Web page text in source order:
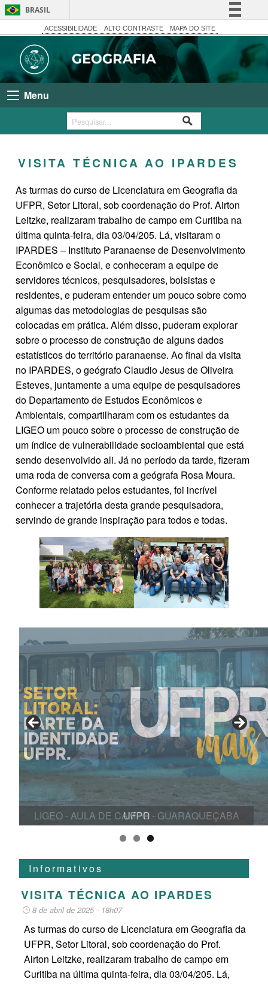
BRASIL
Simplifique!
Comunica BR
Participe
Acesso à informação
Canais
ACESSIBILIDADE ALTO CONTRASTE MAPA DO SITE
Menu
VISITA TÉCNICA AO IPARDES
As turmas do curso de Licenciatura em Geografia da
UFPR, Setor Litoral, sob coordenação do Prof. Airton
Leitzke, realizaram trabalho de campo em Curitiba na
última quinta-feira, dia 03/04/205. Lá, visitaram o
IPARDES – Instituto Paranaense de Desenvolvimento
Econômico e Social, e conheceram a equipe de
servidores técnicos, pesquisadores, bolsistas e
residentes, e puderam entender um pouco sobre como
algumas das metodologias de pesquisas são
colocadas em prática. Além disso, puderam explorar
sobre o processo de construção de alguns dados
estatísticos do território paranaense. Ao final da visita
no IPARDES, o geógrafo Claudio Jesus de Oliveira
Esteves, juntamente a uma equipe de pesquisadores
do Departamento de Estudos Econômicos e
Ambientais, compartilharam com os estudantes da
LIGEO um pouco sobre o processo de construção de
um índice de vulnerabilidade socioambiental que está
sendo desenvolvido ali. Já no período da tarde, fizeram
uma roda de conversa com a geógrafa Rosa Moura.
Conforme relatado pelos estudantes, foi incrível
conhecer a trajetória desta grande pesquisadora,
servindo de grande inspiração para todos e todas.
UFPR
Informativos
VISITA TÉCNICA AO IPARDES
8 de abril de 2025 - 18h07
As turmas do curso de Licenciatura em Geografia da
UFPR, Setor Litoral, sob coordenação do Prof.
Airton Leitzke, realizaram trabalho de campo em
Curitiba na última quinta-feira, dia 03/04/205. Lá,